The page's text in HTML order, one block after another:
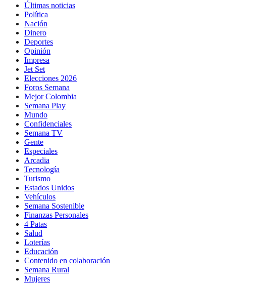
Últimas noticias
Política
Nación
Dinero
Deportes
Opinión
Impresa
Jet Set
Elecciones 2026
Foros Semana
Mejor Colombia
Semana Play
Mundo
Confidenciales
Semana TV
Gente
Especiales
Arcadia
Tecnología
Turismo
Estados Unidos
Vehículos
Semana Sostenible
Finanzas Personales
4 Patas
Salud
Loterías
Educación
Contenido en colaboración
Semana Rural
Mujeres